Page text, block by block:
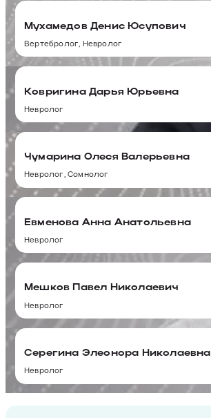
Мухамедов Денис Юсупович
Вертебролог, Невролог
Ковригина Дарья Юрьевна
Невролог
Чумарина Олеся Валерьевна
Невролог, Сомнолог
Евменова Анна Анатольевна
Невролог
Мешков Павел Николаевич
Невролог
Серегина Элеонора Николаевна
Невролог